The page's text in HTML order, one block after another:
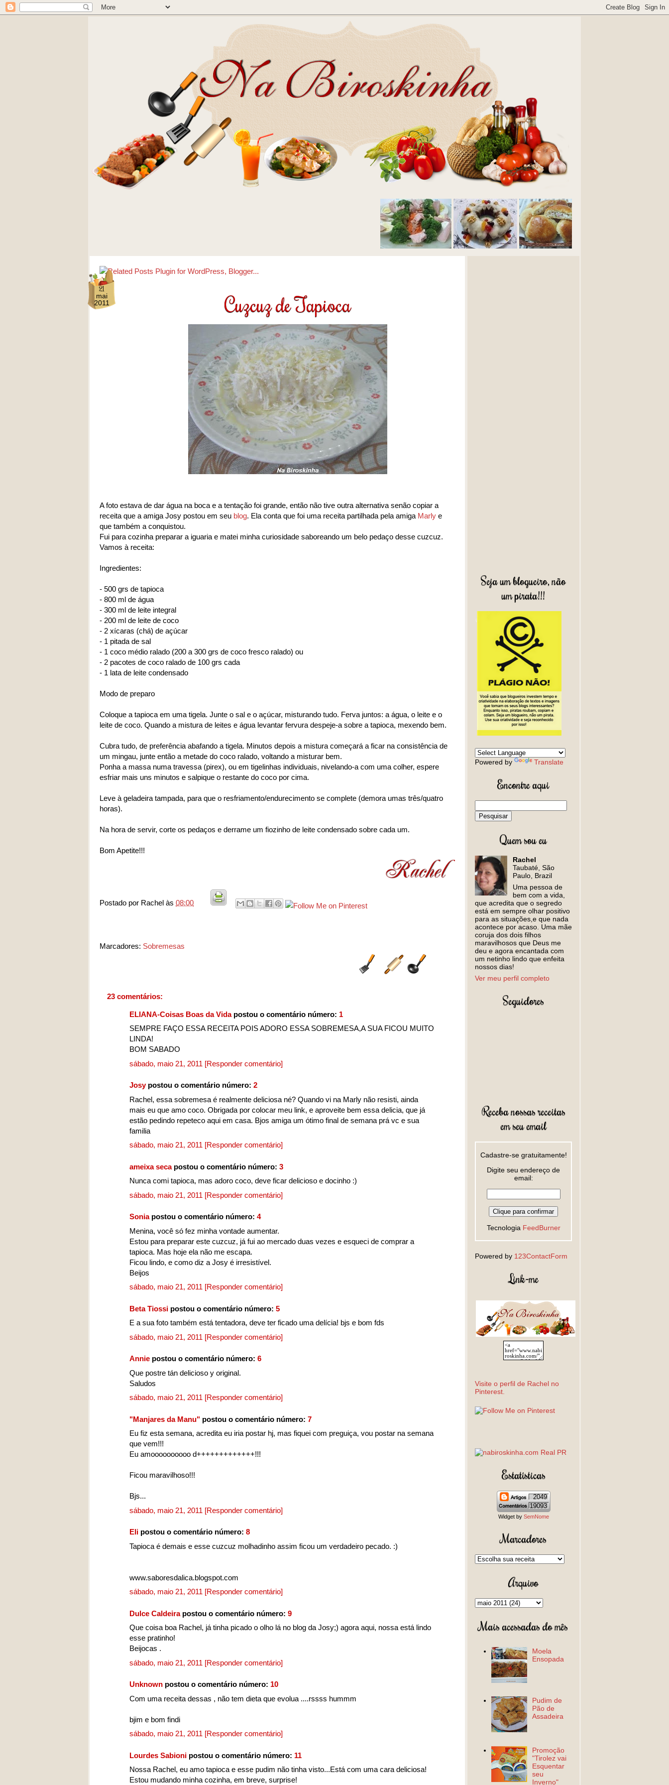
21
mai
2011
Cuzcuz de Tapioca
A foto estava de dar água na boca e a tentação foi grande, então não tive outra alternativa senão copiar a
receita que a amiga Josy postou em seu blog. Ela conta que foi uma receita partilhada pela amiga Marly e
que também a conquistou.
Fui para cozinha preparar a iguaria e matei minha curiosidade saboreando um belo pedaço desse cuzcuz.
Vamos à receita:
Ingredientes:
- 500 grs de tapioca
- 800 ml de água
- 300 ml de leite integral
- 200 ml de leite de coco
- 2 xícaras (chá) de açúcar
- 1 pitada de sal
- 1 coco médio ralado (200 a 300 grs de coco fresco ralado) ou
- 2 pacotes de coco ralado de 100 grs cada
- 1 lata de leite condensado
Modo de preparo
Coloque a tapioca em uma tigela. Junte o sal e o açúcar, misturando tudo. Ferva juntos: a água, o leite e o
leite de coco. Quando a mistura de leites e água levantar fervura despeje-a sobre a tapioca, mexendo bem.
Cubra tudo, de preferência abafando a tigela. Minutos depois a mistura começará a ficar na consistência de
um mingau, junte então a metade do coco ralado, voltando a misturar bem.
Ponha a massa numa travessa (pirex), ou em tigelinhas individuais, nivelando-a com uma colher, espere
esfriar mais uns minutos e salpique o restante do coco por cima.
Leve à geladeira tampada, para que o resfriamento/endurecimento se complete (demora umas três/quatro
horas).
Na hora de servir, corte os pedaços e derrame um fiozinho de leite condensado sobre cada um.
Bom Apetite!!!
Postado por Rachel às 08:00
Marcadores: Sobremesas
23 comentários:
ELIANA-Coisas Boas da Vidapostou o comentário número: 1
SEMPRE FAÇO ESSA RECEITA POIS ADORO ESSA SOBREMESA,A SUA FICOU MUITO
LINDA!
BOM SABADO
sábado, maio 21, 2011 [Responder comentário]
Josypostou o comentário número: 2
Rachel, essa sobremesa é realmente deliciosa né? Quando vi na Marly não resisti, ainda
mais eu que amo coco. Obrigada por colocar meu link, e aproveite bem essa delicia, que já
estão pedindo repeteco aqui em casa. Bjos amiga um ótimo final de semana prá vc e sua
familia
sábado, maio 21, 2011 [Responder comentário]
ameixa secapostou o comentário número: 3
Nunca comi tapioca, mas adoro coco, deve ficar delicioso e docinho :)
sábado, maio 21, 2011 [Responder comentário]
Soniapostou o comentário número: 4
Menina, você só fez minha vontade aumentar.
Estou para preparar este cuzcuz, já fui ao mercado duas vezes e esqueci de comprar a
tapioca. Mas hoje ela não me escapa.
Ficou lindo, e como diz a Josy é irresistível.
Beijos
sábado, maio 21, 2011 [Responder comentário]
Beta Tiossi postou o comentário número: 5
E a sua foto também está tentadora, deve ter ficado uma delícia! bjs e bom fds
sábado, maio 21, 2011 [Responder comentário]
Annie postou o comentário número: 6
Que postre tán delicioso y original.
Saludos
sábado, maio 21, 2011 [Responder comentário]
"Manjares da Manu" postou o comentário número: 7
Eu fiz esta semana, acredita eu iria postar hj, mas fiquei com preguiça, vou postar na semana
que vem!!!
Eu amoooooooooo d+++++++++++++!!!
Ficou maravilhoso!!!
Bjs...
sábado, maio 21, 2011 [Responder comentário]
Eli postou o comentário número: 8
Tapioca é demais e esse cuzcuz molhadinho assim ficou um verdadeiro pecado. :)
www.saboresdalica.blogspot.com
sábado, maio 21, 2011 [Responder comentário]
Dulce Caldeirapostou o comentário número: 9
Que coisa boa Rachel, já tinha picado o olho lá no blog da Josy;) agora aqui, nossa está lindo
esse pratinho!
Beijocas .
sábado, maio 21, 2011 [Responder comentário]
Unknown postou o comentário número: 10
Com uma receita dessas , não tem dieta que evolua ....rssss hummm
bjim e bom findi
sábado, maio 21, 2011 [Responder comentário]
Lourdes Sabioni postou o comentário número: 11
Nossa Rachel, eu amo tapioca e esse pudim não tinha visto...Está com uma cara deliciosa!
Estou mudando minha cozinha, em breve, surprise!
Seja um blogueiro, não
um pirata!!!
Powered by Translate
Encontre aqui
Quem sou eu
Rachel
Taubaté, São
Paulo, Brazil
Uma pessoa de
bem com a vida,
que acredita que o segredo
está em sempre olhar positivo
para as situações,e que nada
acontece por acaso. Uma mãe
coruja dos dois filhos
maravilhosos que Deus me
deu e agora encantada com
um netinho lindo que enfeita
nossos dias!
Ver meu perfil completo
Seguidores
Receba nossas receitas
em seu email
Cadastre-se gratuitamente!
Digite seu endereço de
email:
Tecnologia FeedBurner
Powered by 123ContactForm
Link-me
Visite o perfil de Rachel no
Pinterest.
Estatísticas
2049
19093
Widget by SemNome
Marcadores
Arquivo
Mais acessadas do mês
Moela
Ensopada
Pudim de
Pão de
Assadeira
Promoção
"Tirolez vai
Esquentar
seu
Inverno"